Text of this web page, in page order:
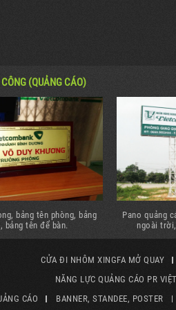
(QUẢNG CÁO)
bảng tên phòng, bảng
bảng tên để bàn.
Pano quảng
ngoài
CỬA ĐI NHÔM XINGFA MỞ QUAY
NĂNG LỰC QUẢNG CÁO PR VIỆT
CÁO
BANNER, STANDEE, POSTER